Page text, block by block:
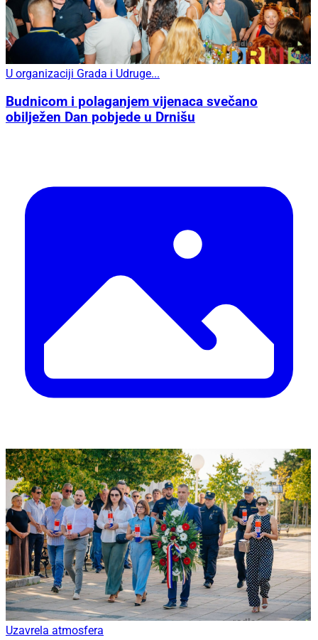
U organizaciji Grada i Udruge...
Budnicom i polaganjem vijenaca svečano
obilježen Dan pobjede u Drnišu
Uzavrela atmosfera